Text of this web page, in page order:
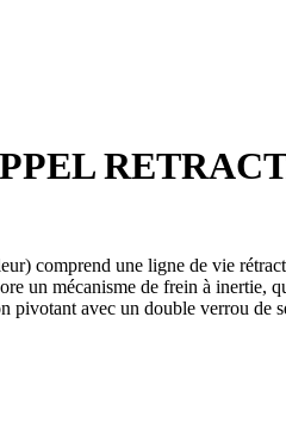
comprend une ligne de vie
un mécanisme de frein à inertie,
pivotant avec un double verrou de